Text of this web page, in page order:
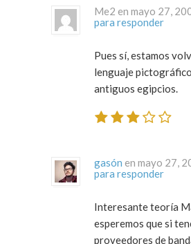
para responder
Pues sí, estamos
lenguaje
antiguos egipcios.
gasón
para responder
Interesante teoría
esperemos que si
proveedores de